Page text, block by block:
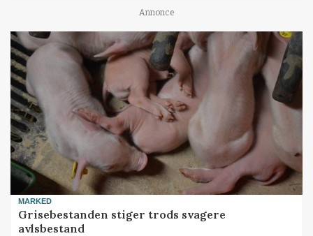
Annonce
MARKED
Grisebestanden stiger trods svagere
avlsbestand